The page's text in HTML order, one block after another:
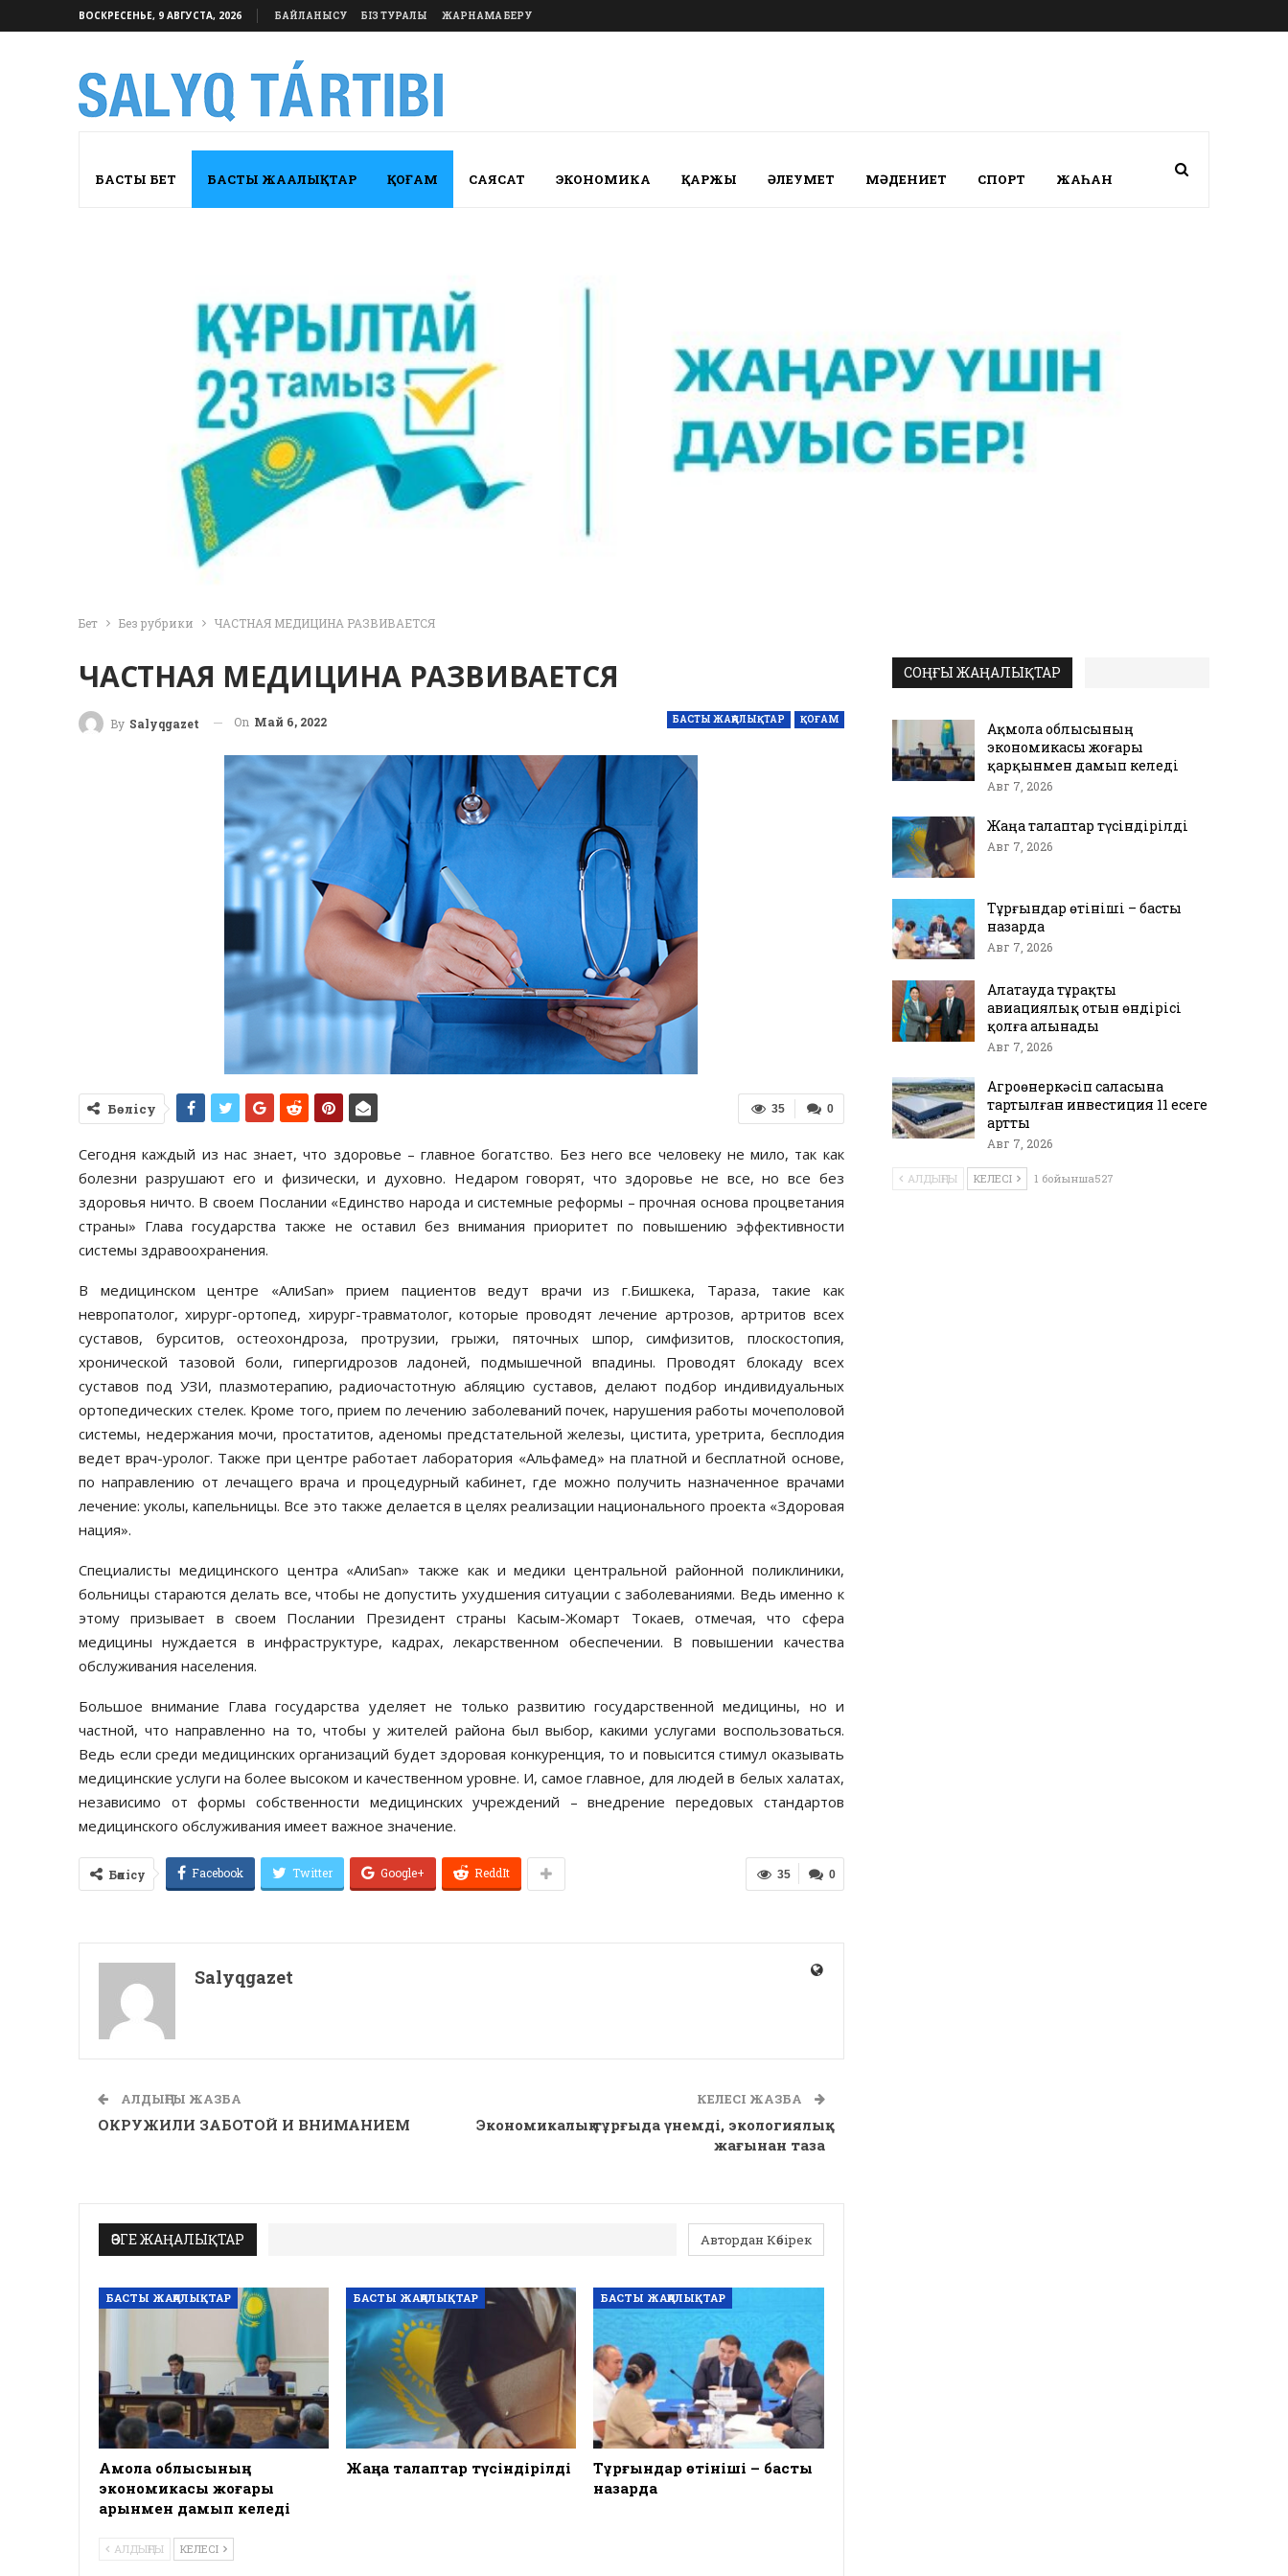
ВОСКРЕСЕНЬЕ, 9 АВГУСТА, 2026 БАЙЛАНЫСУ БІЗ ТУРАЛЫ ЖАРНАМА БЕРУ
БАСТЫ БЕТ БАСТЫ ЖАҢАЛЫҚТАР ҚОҒАМ САЯСАТ ЭКОНОМИКА ҚАРЖЫ ӘЛЕУМЕТ МӘДЕНИЕТ СПОРТ ЖАҺАН
Бет Без рубрики ЧАСТНАЯ МЕДИЦИНА РАЗВИВАЕТСЯ
ЧАСТНАЯ МЕДИЦИНА РАЗВИВАЕТСЯ
БАСТЫ ЖАҢАЛЫҚТАР ҚОҒАМ
By Salyqgazet On Май 6, 2022
0
35
Бөлісу
Сегодня каждый из нас знает, что здоровье – главное богатство. Без него все человеку не мило, так как
болезни разрушают его и физически, и духовно. Недаром говорят, что здоровье не все, но все без
здоровья ничто. В своем Послании «Единство народа и системные реформы – прочная основа процветания
страны» Глава государства также не оставил без внимания приоритет по повышению эффективности
системы здравоохранения.
В медицинском центре «АлиSan» прием пациентов ведут врачи из г.Бишкека, Тараза, такие как
невропатолог, хирург-ортопед, хирург-травматолог, которые проводят лечение артрозов, артритов всех
суставов, бурситов, остеохондроза, протрузии, грыжи, пяточных шпор, симфизитов, плоскостопия,
хронической тазовой боли, гипергидрозов ладоней, подмышечной впадины. Проводят блокаду всех
суставов под УЗИ, плазмотерапию, радиочастотную абляцию суставов, делают подбор индивидуальных
ортопедических стелек. Кроме того, прием по лечению заболеваний почек, нарушения работы мочеполовой
системы, недержания мочи, простатитов, аденомы предстательной железы, цистита, уретрита, бесплодия
ведет врач-уролог. Также при центре работает лаборатория «Альфамед» на платной и бесплатной основе,
по направлению от лечащего врача и процедурный кабинет, где можно получить назначенное врачами
лечение: уколы, капельницы. Все это также делается в целях реализации национального проекта «Здоровая
нация».
Специалисты медицинского центра «АлиSan» также как и медики центральной районной поликлиники,
больницы стараются делать все, чтобы не допустить ухудшения ситуации с заболеваниями. Ведь именно к
этому призывает в своем Послании Президент страны Касым-Жомарт Токаев, отмечая, что сфера
медицины нуждается в инфраструктуре, кадрах, лекарственном обеспечении. В повышении качества
обслуживания населения.
Большое внимание Глава государства уделяет не только развитию государственной медицины, но и
частной, что направленно на то, чтобы у жителей района был выбор, какими услугами воспользоваться.
Ведь если среди медицинских организаций будет здоровая конкуренция, то и повысится стимул оказывать
медицинские услуги на более высоком и качественном уровне. И, самое главное, для людей в белых халатах,
независимо от формы собственности медицинских учреждений – внедрение передовых стандартов
медицинского обслуживания имеет важное значение.
0
35
Бөлісу Facebook Twitter Google+ ReddIt
Salyqgazet
АЛДЫҢҒЫ ЖАЗБА
ОКРУЖИЛИ ЗАБОТОЙ И ВНИМАНИЕМ
КЕЛЕСІ ЖАЗБА
Экономикалық тұрғыда үнемді, экологиялық
жағынан таза
ӨЗГЕ ЖАҢАЛЫҚТАР Автордан Көбірек
БАСТЫ ЖАҢАЛЫҚТАР
Ақмола облысының
экономикасы жоғары
қарқынмен дамып келеді
БАСТЫ ЖАҢАЛЫҚТАР
Жаңа талаптар түсіндірілді
БАСТЫ ЖАҢАЛЫҚТАР
Тұрғындар өтініші – басты
назарда
АЛДЫҢҒЫ КЕЛЕСІ
СОҢҒЫ ЖАҢАЛЫҚТАР
Ақмола облысының
экономикасы жоғары
қарқынмен дамып келеді
Авг 7, 2026
Жаңа талаптар түсіндірілді
Авг 7, 2026
Тұрғындар өтініші – басты
назарда
Авг 7, 2026
Алатауда тұрақты
авиациялық отын өндірісі
қолға алынады
Авг 7, 2026
Агроөнеркәсіп саласына
тартылған инвестиция 11 есеге
артты
Авг 7, 2026
АЛДЫҢҒЫ КЕЛЕСІ 1 бойынша527